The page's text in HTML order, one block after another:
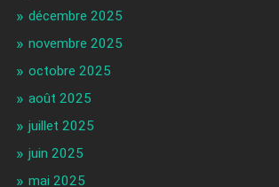
décembre 2025
novembre 2025
octobre 2025
août 2025
juillet 2025
juin 2025
mai 2025